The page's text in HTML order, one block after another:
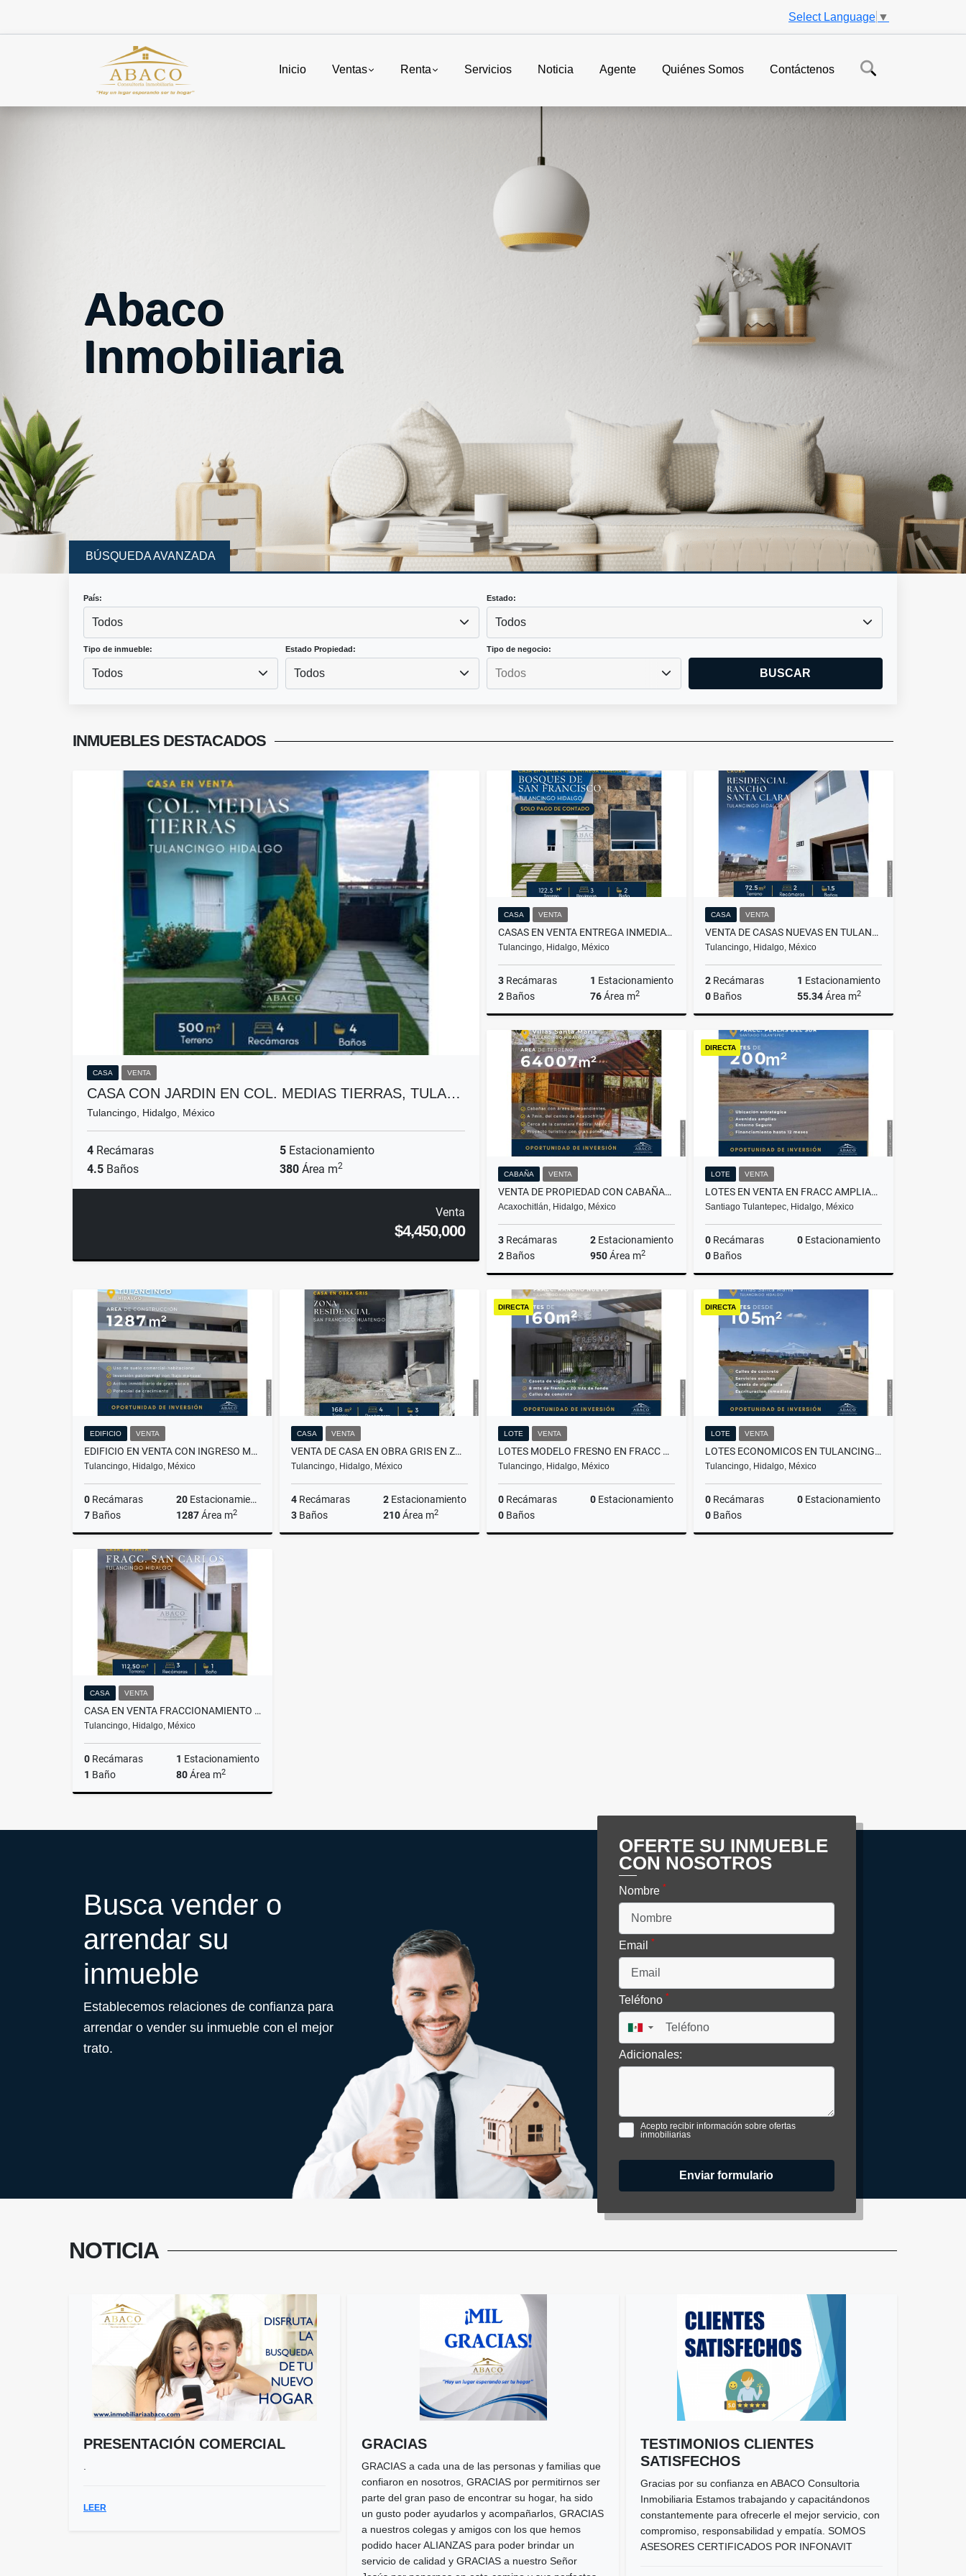
Select Language ▼
Inicio Ventas Renta Servicios Noticia Agente Quiénes Somos Contáctenos
Abaco
Inmobiliaria
BÚSQUEDA AVANZADA
País:
Todos
Estado:
Todos
Tipo de inmueble:
Todos
Estado Propiedad:
Todos
Tipo de negocio:
BUSCAR
INMUEBLES DESTACADOS
CASA VENTA
CASA CON JARDIN EN COL. MEDIAS TIERRAS, TULA…
Tulancingo, Hidalgo, México
4 Recámaras 5 Estacionamiento
4.5 Baños 380 Área m2
Venta
$4,450,000
CASA VENTA
CASAS EN VENTA ENTREGA INMEDIATA SAN JOSÉ, TULANCINGO MOD HORTENCIA
Tulancingo, Hidalgo, México
3 Recámaras 1 Estacionamiento
2 Baños 76Área m2
Venta
$1,125,000
CASA VENTA
VENTA DE CASAS NUEVAS EN TULANCINGO, MODELO CAOBA PLUS
Tulancingo, Hidalgo, México
2 Recámaras 1 Estacionamiento
0 Baños 55.34Área m2
CABAÑA VENTA
VENTA DE PROPIEDAD CON CABAÑAS EN ACAXOCHITLAN, HIDALGO
Acaxochitlán, Hidalgo, México
3 Recámaras 2 Estacionamiento
2 Baños 950Área m2
Venta
$35,000,000
DIRECTA
LOTE VENTA
LOTES EN VENTA EN FRACC AMPLIACION LA PERLA DEL SUR EN SANTIAGO
Santiago Tulantepec, Hidalgo, México
0 Recámaras 0 Estacionamiento
0 Baños
EDIFICIO VENTA
EDIFICIO EN VENTA CON INGRESO MENSUAL, EXCELENTE INVERSIÓN
Tulancingo, Hidalgo, México
0 Recámaras 20 Estacionamiento
7 Baños 1287Área m2
Venta
$16,000,000 $140,000
CASA VENTA
VENTA DE CASA EN OBRA GRIS EN ZONA RESIDENCIAL SFH
Tulancingo, Hidalgo, México
4 Recámaras 2 Estacionamiento
3 Baños 210Área m2
DIRECTA
LOTE VENTA
LOTES MODELO FRESNO EN FRACC RANCHO NUEVO
Tulancingo, Hidalgo, México
0 Recámaras 0 Estacionamiento
0 Baños
DIRECTA
LOTE VENTA
LOTES ECONOMICOS EN TULANCINGO, SE ACEPTA CRÉDITO INFONAVIT
Tulancingo, Hidalgo, México
0 Recámaras 0 Estacionamiento
0 Baños
CASA VENTA
CASA EN VENTA FRACCIONAMIENTO SAN CARLOS
Tulancingo, Hidalgo, México
0 Recámaras 1 Estacionamiento
1 Baño 80Área m2
$1,450,000
Busca vender o
arrendar su
inmueble
Establecemos relaciones de confianza para
arrendar o vender su inmueble con el mejor
trato.
OFERTE SU INMUEBLE
CON NOSOTROS
Nombre *
Email *
Teléfono *
▼
Adicionales:
Acepto recibir información sobre ofertas
inmobiliarias
Enviar formulario
NOTICIA
PRESENTACIÓN COMERCIAL
.
LEER
GRACIAS
GRACIAS a cada una de las personas y familias que
confiaron en nosotros, GRACIAS por permitirnos ser
parte del gran paso de encontrar su hogar, ha sido
un gusto poder ayudarlos y acompañarlos, GRACIAS
a nuestros colegas y amigos con los que hemos
podido hacer ALIANZAS para poder brindar un
servicio de calidad y GRACIAS a nuestro Señor
TESTIMONIOS CLIENTES
SATISFECHOS
Gracias por su confianza en ABACO Consultoria
Inmobiliaria Estamos trabajando y capacitándonos
constantemente para ofrecerle el mejor servicio, con
compromiso, responsabilidad y empatía. SOMOS
ASESORES CERTIFICADOS POR INFONAVIT